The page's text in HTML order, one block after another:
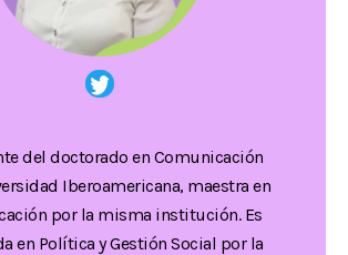
del doctorado en Comunicación
Iberoamericana, maestra en
por la misma institución. Es
en Política y Gestión Social por la